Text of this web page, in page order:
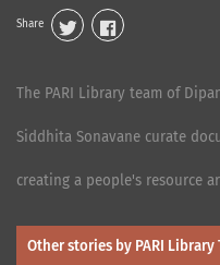
Share
The PARI Library team of
Siddhita Sonavane curate
creating a people's resource
Other stories by PARI Library